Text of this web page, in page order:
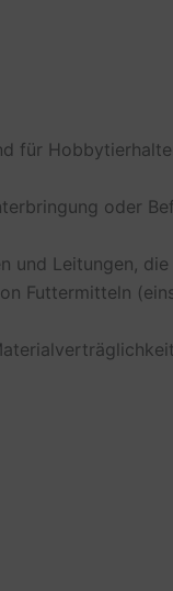
für
oder
und Leitungen, die
Futtermitteln